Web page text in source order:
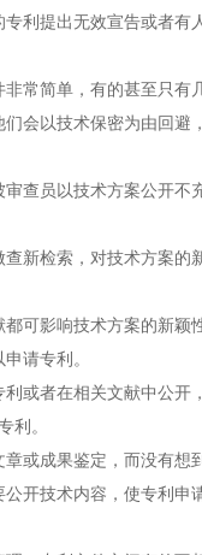
提出无效宣告或者有
简单，有的甚至只有
以技术保密为由回避
员以技术方案公开不
检索，对技术方案的
影响技术方案的新颖
请专利。
者在相关文献中公开
利。
成果鉴定，而没有想到
技术内容，使专利申请